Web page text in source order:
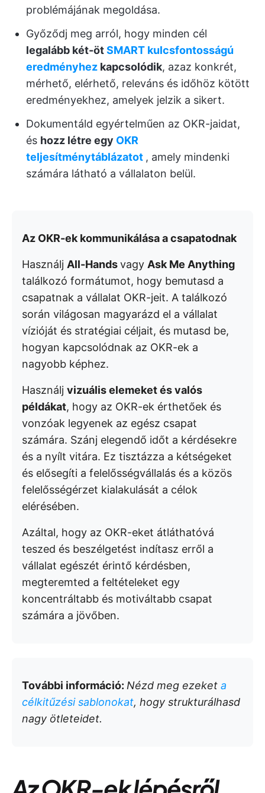
problémájának megoldása.
Győződj meg arról, hogy minden cél
legalább két-ötSMART kulcsfontosságú
eredményhez kapcsolódik, azaz konkrét,
mérhető, elérhető, releváns és időhöz kötött
eredményekhez, amelyek jelzik a sikert.
Dokumentáld egyértelműen az OKR-jaidat,
és hozz létre egy OKR
teljesítménytáblázatot , amely mindenki
számára látható a vállalaton belül.
Az OKR-ek kommunikálása a csapatodnak
Használj All-Handsvagy Ask Me Anything
találkozó formátumot, hogy bemutasd a
csapatnak a vállalat OKR-jeit. A találkozó
során világosan magyarázd el a vállalat
vízióját és stratégiai céljait, és mutasd be,
hogyan kapcsolódnak az OKR-ek a
nagyobb képhez.
Használj vizuális elemeket és valós
példákat, hogy az OKR-ek érthetőek és
vonzóak legyenek az egész csapat
számára. Szánj elegendő időt a kérdésekre
és a nyílt vitára. Ez tisztázza a kétségeket
és elősegíti a felelősségvállalás és a közös
felelősségérzet kialakulását a célok
elérésében.
Azáltal, hogy az OKR-eket átláthatóvá
teszed és beszélgetést indítasz erről a
vállalat egészét érintő kérdésben,
megteremted a feltételeket egy
koncentráltabb és motiváltabb csapat
számára a jövőben.
További információ: Nézd meg ezeket a
célkitűzési sablonokat, hogy strukturálhasd
nagy ötleteidet.